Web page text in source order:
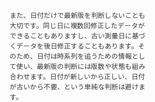
また、日付だけで最新版を判断しないことも
大切です。同じ日に複数回修正したデータが
できることもありますし、古い測量日に基づ
くデータを後日修正することもあります。そ
のため、日付は時系列を追うための情報とし
て使い、最新版の判断には版数や状態も組み
合わせます。日付が新しいから正しい、日付
が古いから不要、という単純な判断は避けま
す。